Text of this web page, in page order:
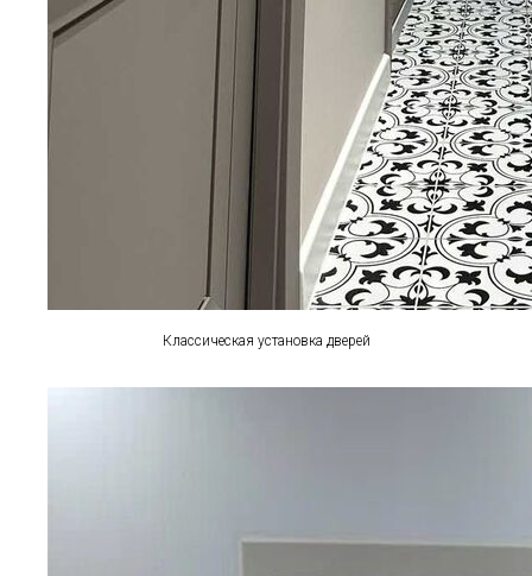
Классическая установка дверей